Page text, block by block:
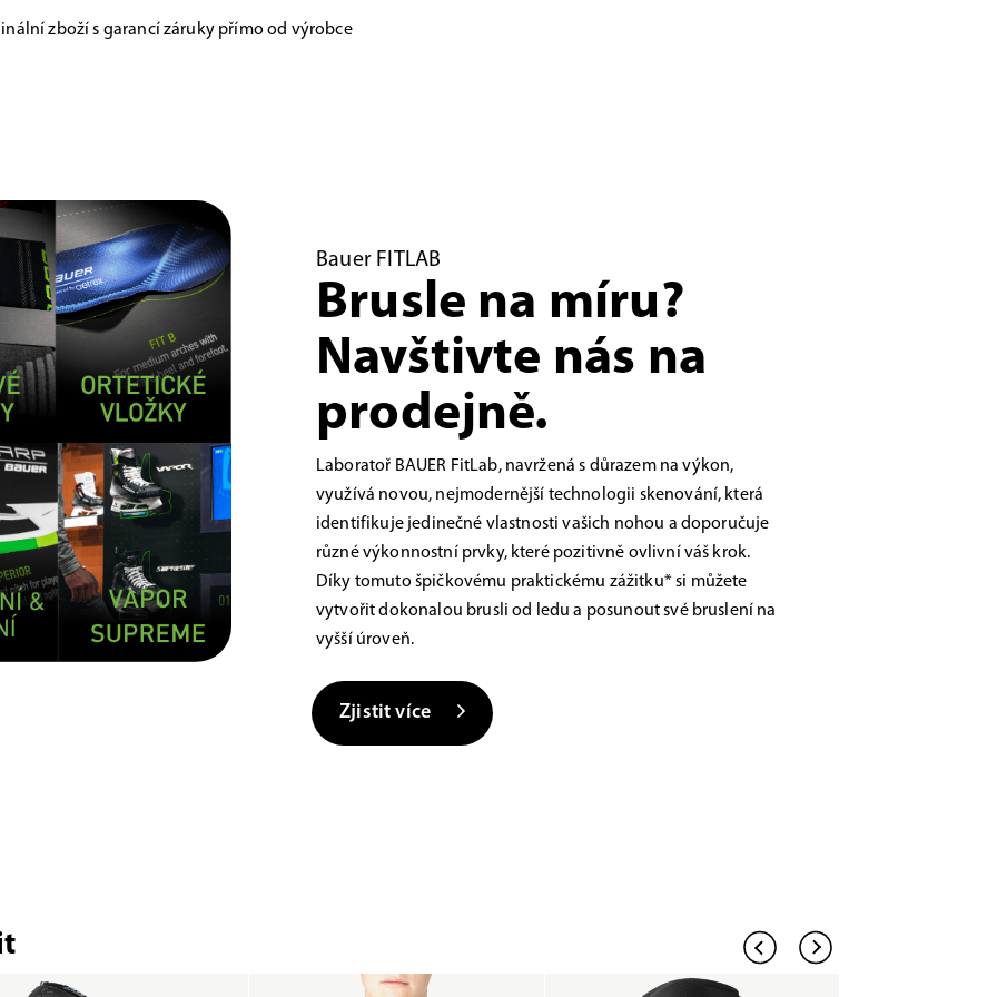
zboží s garancí záruky přímo od výrobce
Bauer FITLAB
Brusle na míru?
Navštivte nás na
prodejně.
Laboratoř BAUER FitLab, navržená s důrazem na výkon,
využívá novou, nejmodernější technologii skenování, která
identifikuje jedinečné vlastnosti vašich nohou a doporučuje
různé výkonnostní prvky, které pozitivně ovlivní váš krok.
Díky tomuto špičkovému praktickému zážitku* si můžete
vytvořit dokonalou brusli od ledu a posunout své bruslení na
vyšší úroveň.
Zjistit více